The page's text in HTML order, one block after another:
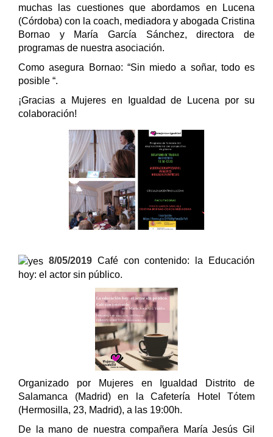
muchas las cuestiones que abordamos en Lucena
(Córdoba) con la coach, mediadora y abogada Cristina
Bornao y María García Sánchez, directora de
programas de nuestra asociación.
Como asegura Bornao: “Sin miedo a soñar, todo es
posible “.
¡Gracias a Mujeres en Igualdad de Lucena por su
colaboración!
8/05/2019 Café con contenido: la Educación
hoy: el actor sin público.
Organizado por Mujeres en Igualdad Distrito de
Salamanca (Madrid) en la Cafetería Hotel Tótem
(Hermosilla, 23, Madrid), a las 19:00h.
De la mano de nuestra compañera María Jesús Gil